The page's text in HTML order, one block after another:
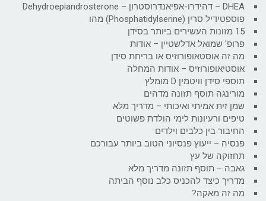
DHEA – דהידרו-אפיאנדרוסטרון – Dehydroepiandrosterone
פוספטידיל סרין (Phosphatidylserine) מהו
15 מזונות העשירים ביותר בסידן
פרופ' שמואל אדלשטיין – אודות
מה זה אוסטאופורוזיס או בריחת סידן
אוסטיאופורוזיס – אודות המחלה
תוספי סידן וויטמין D מומלץ
מורינגה תוסף תזונה מדהים
שמן זית אמיתי ואיכותי – מדריך מלא
טיפים ורעיונות לימי הולדת פשוטים
החיבור בין כלבים וילדים
פנסיה – ייעוץ פנסיוני הטוב ביותר עבורכם
תחזוקה של עץ
גאבה – תוסף תזונה מדריך מלא
מדריך כיצד להכניס כלב נוסף הביתה
מה זה מאקה?